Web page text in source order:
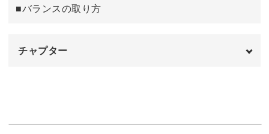
えるデザイン。
■バランスの取り方
チャプター